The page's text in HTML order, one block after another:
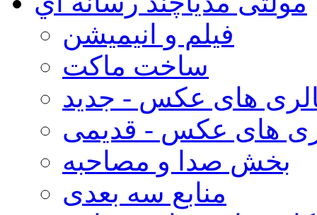
فیلم و انیمیشن
ساخت ماکت
های عکس - جدید
های عکس - قدیمی
بخش صدا و مصاحبه
منابع سه بعدی